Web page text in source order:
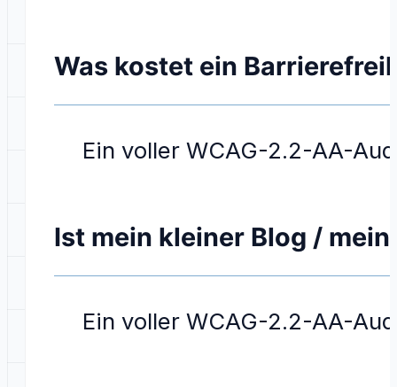
Was kostet ein
Ein voller WCAG-2.2-AA-
Ist mein kleiner Blog /
Ein voller WCAG-2.2-AA-